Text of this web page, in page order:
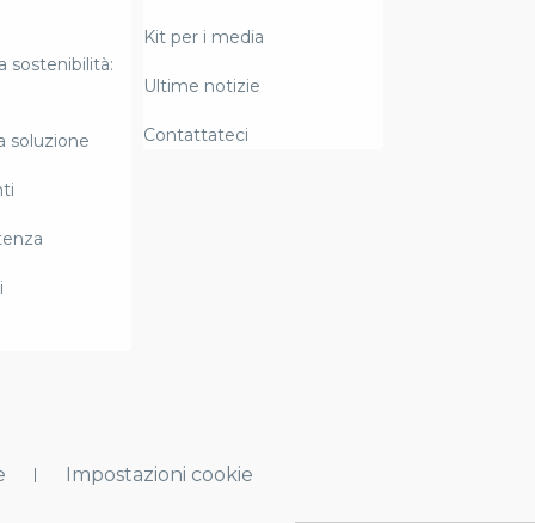
sostenibilità:
soluzione
Kit per i media
Ultime notizie
Contattateci
Impostazioni cookie